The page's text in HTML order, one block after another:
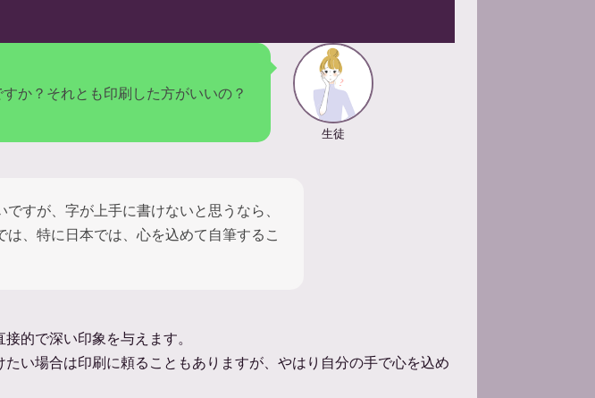
か？それとも印刷した方がいいの？
生徒
すが、字が上手に書けないと思うなら、
、特に日本では、心を込めて自筆するこ
的で深い印象を与えます。
い場合は印刷に頼ることもありますが、やはり自分の手で心を込め